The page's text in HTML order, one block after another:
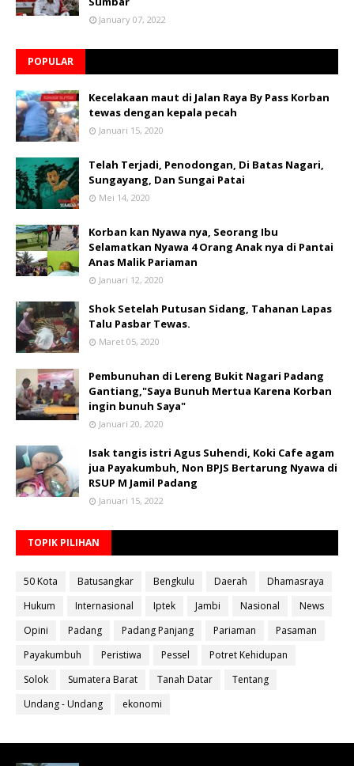
January 07, 2022
POPULAR
Kecelakaan maut di Jalan Raya By Pass Korban
tewas dengan kepala pecah
Januari 15, 2020
Telah Terjadi, Penodongan, Di Batas Nagari,
Sungayang, Dan Sungai Patai
Mei 14, 2020
Korban kan Nyawa nya, Seorang Ibu
Selamatkan Nyawa 4 Orang Anak nya di Pantai
Anas Malik Pariaman
Januari 12, 2020
Shok Setelah Putusan Sidang, Tahanan Lapas
Talu Pasbar Tewas.
Maret 05, 2020
Pembunuhan di Lereng Bukit Nagari Padang
Gantiang,"Saya Bunuh Mertua Karena Korban
ingin bunuh Saya"
Januari 20, 2020
Isak tangis istri Agus Suhendi, Koki Cafe agam
jua Payakumbuh, Non BPJS Bertarung Nyawa di
RSUP M Jamil Padang
Januari 15, 2022
TOPIK PILIHAN
50 Kota Batusangkar Bengkulu Daerah
Dhamasraya
Hukum
Internasional Iptek Jambi Nasional
News
Opini
Padang Padang Panjang Pariaman
Pasaman
Payakumbuh
Peristiwa Pessel
Potret Kehidupan
Solok
Sumatera Barat Tanah Datar
Tentang
Undang - Undang
ekonomi